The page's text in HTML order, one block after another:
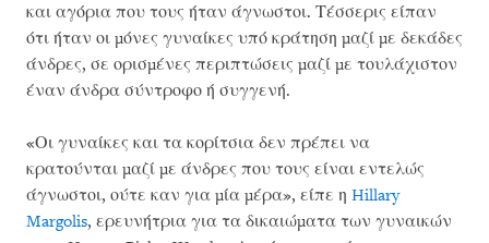
και αγόρια που τους ήταν άγνωστοι. Τέσσερις είπαν
ότι ήταν οι μόνες γυναίκες υπό κράτηση μαζί με δεκάδες
άνδρες, σε ορισμένες περιπτώσεις μαζί με τουλάχιστον
έναν άνδρα σύντροφο ή συγγενή.
«Οι γυναίκες και τα κορίτσια δεν πρέπει να
κρατούνται μαζί με άνδρες που τους είναι εντελώς
άγνωστοι, ούτε καν για μία μέρα», είπε η Hillary
Margolis, ερευνήτρια για τα δικαιώματα των γυναικών